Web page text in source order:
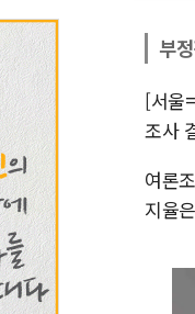
부
[서울
조사
여론
지율